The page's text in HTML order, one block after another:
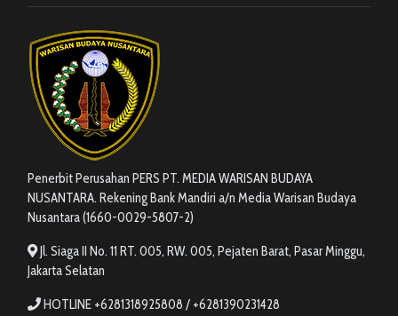
Penerbit Perusahan PERS PT. MEDIA WARISAN BUDAYA
NUSANTARA. Rekening Bank Mandiri a/n Media Warisan Budaya
Nusantara (1660-0029-5807-2)
Jl. Siaga II No. 11 RT. 005, RW. 005, Pejaten Barat, Pasar Minggu,
Jakarta Selatan
HOTLINE +6281318925808 / +6281390231428